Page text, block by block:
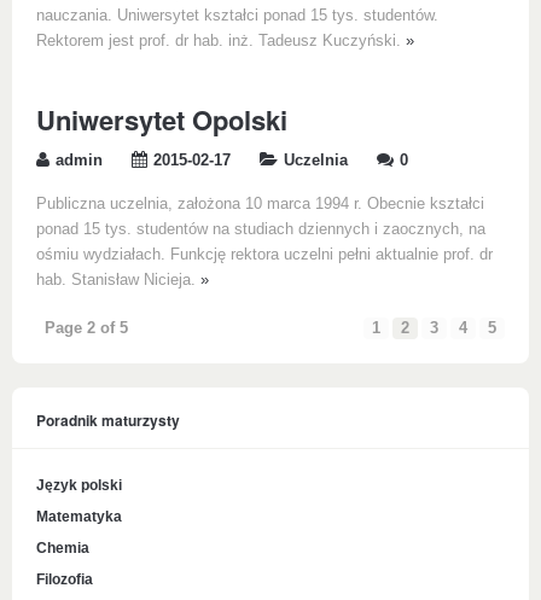
nauczania. Uniwersytet kształci ponad 15 tys. studentów.
Rektorem jest prof. dr hab. inż. Tadeusz Kuczyński. »
Uniwersytet Opolski
admin 2015-02-17 Uczelnia 0
Publiczna uczelnia, założona 10 marca 1994 r. Obecnie kształci
ponad 15 tys. studentów na studiach dziennych i zaocznych, na
ośmiu wydziałach. Funkcję rektora uczelni pełni aktualnie prof. dr
hab. Stanisław Nicieja. »
Page 2 of 5 1 2 3 4 5
Poradnik maturzysty
Język polski
Matematyka
Chemia
Filozofia